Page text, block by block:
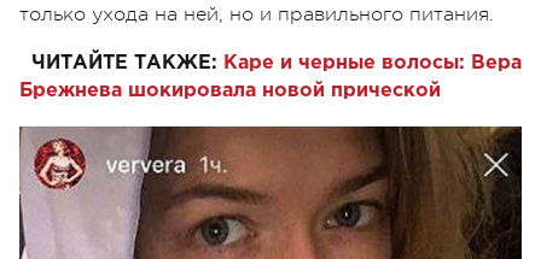
только ухода на ней, но и правильного питания.
ЧИТАЙТЕ ТАКЖЕ: Каре и черные волосы: Вера
Брежнева шокировала новой прической